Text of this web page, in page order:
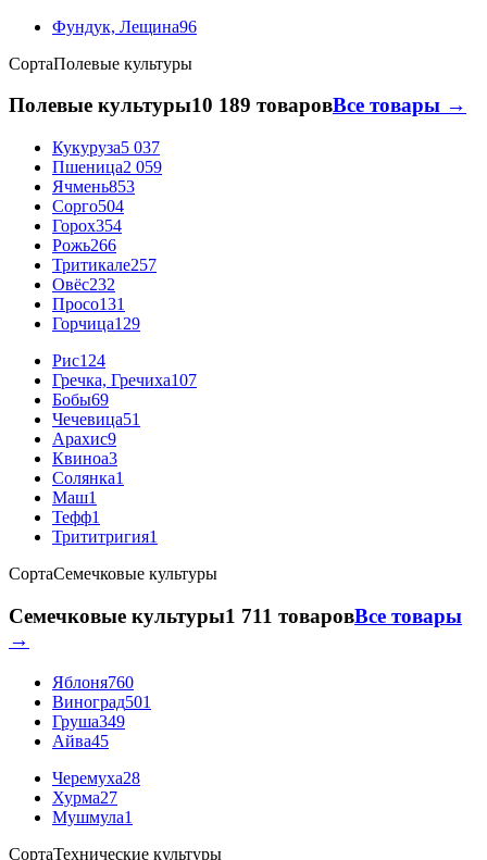
Фундук, Лещина96
СортаПолевые культуры
Полевые культуры10 189 товаровВсе товары →
Кукуруза5 037
Пшеница2 059
Ячмень853
Сорго504
Горох354
Рожь266
Тритикале257
Овёс232
Просо131
Горчица129
Рис124
Гречка, Гречиха107
Бобы69
Чечевица51
Арахис9
Квиноа3
Солянка1
Маш1
Тефф1
Трититригия1
СортаСемечковые культуры
Семечковые культуры1 711 товаровВсе товары
→
Яблоня760
Виноград501
Груша349
Айва45
Черемуха28
Хурма27
Мушмула1
СортаТехнические культуры